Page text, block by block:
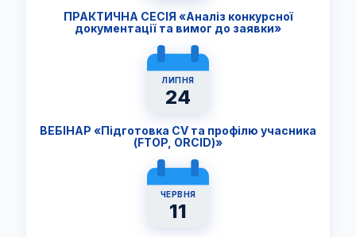
ПРАКТИЧНА СЕСІЯ «Аналіз конкурсної
документації та вимог до заявки»
ЛИПНЯ
24
ВЕБІНАР «Підготовка CV та профілю учасника
(FTОP, ORCID)»
ЧЕРВНЯ
11